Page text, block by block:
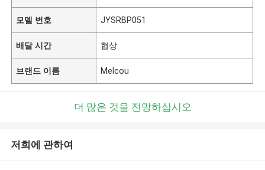
모델 번호 JYSRBP051
배달 시간 협상
브랜드 이름 Melcou
더 많은 것을 전망하십시오
저희에 관하여